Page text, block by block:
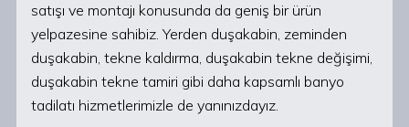
satışı ve montajı konusunda da geniş bir ürün
yelpazesine sahibiz. Yerden duşakabin, zeminden
duşakabin, tekne kaldırma, duşakabin tekne değişimi,
duşakabin tekne tamiri gibi daha kapsamlı banyo
tadilatı hizmetlerimizle de yanınızdayız.